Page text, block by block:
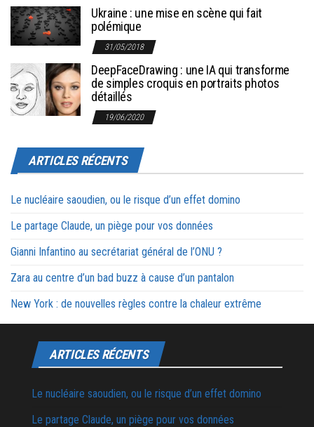
Ukraine : une mise en scène qui fait
polémique
31/05/2018
DeepFaceDrawing : une IA qui transforme
de simples croquis en portraits photos
détaillés
19/06/2020
ARTICLES RÉCENTS
Le nucléaire saoudien, ou le risque d’un effet domino
Le partage Claude, un piège pour vos données
Gianni Infantino au secrétariat général de l’ONU ?
Zara au centre d’un bad buzz à cause d’un pantalon
New York : de nouvelles règles contre la chaleur extrême
ARTICLES RÉCENTS
Le nucléaire saoudien, ou le risque d’un effet domino
Le partage Claude, un piège pour vos données